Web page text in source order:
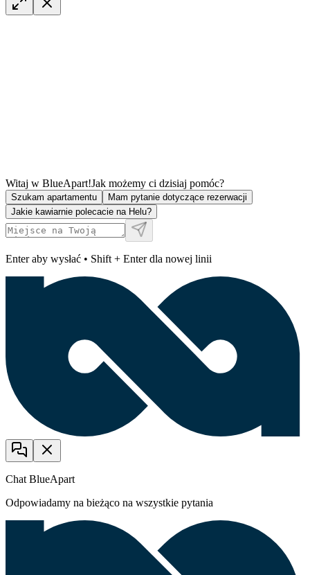
Witaj w BlueApart!Jak możemy ci dzisiaj pomóc?
Szukam apartamentu
Mam pytanie dotyczące rezerwacji
Jakie kawiarnie polecacie na Helu?
Enter aby wysłać • Shift + Enter dla nowej linii
Chat BlueApart
Odpowiadamy na bieżąco na wszystkie pytania